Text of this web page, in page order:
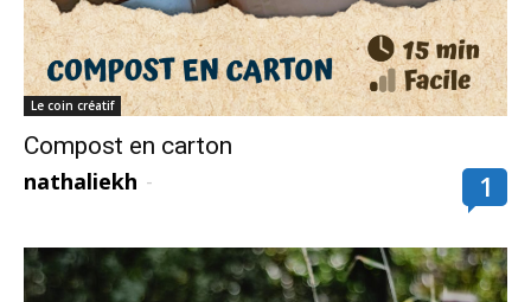
Le coin créatif
Compost en carton
nathaliekh - 1